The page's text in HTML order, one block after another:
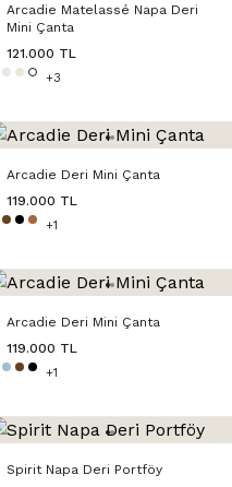
Arcadie Matelassé Napa Deri
Mini Çanta
121.000 TL
+3
Arcadie Deri Mini Çanta
119.000 TL
+1
Arcadie Deri Mini Çanta
119.000 TL
+1
Spirit Napa Deri Portföy